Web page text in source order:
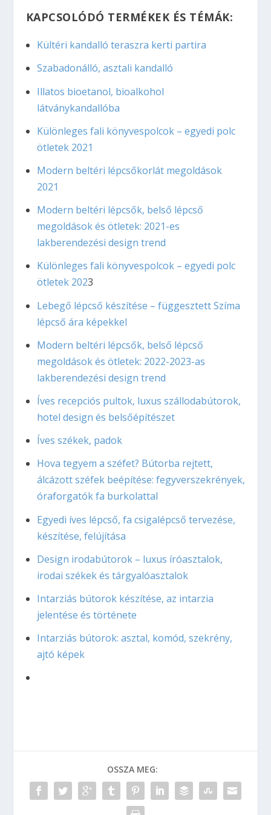
KAPCSOLÓDÓ TERMÉKEK ÉS TÉMÁK:
Kültéri kandalló teraszra kerti partira
Szabadonálló, asztali kandalló
Illatos bioetanol, bioalkohol
látványkandallóba
Különleges fali könyvespolcok – egyedi polc
ötletek 2021
Modern beltéri lépcsőkorlát megoldások
2021
Modern beltéri lépcsők, belső lépcső
megoldások és ötletek: 2021-es
lakberendezési design trend
Különleges fali könyvespolcok – egyedi polc
ötletek 2023
Lebegő lépcső készítése – függesztett Szíma
lépcső ára képekkel
Modern beltéri lépcsők, belső lépcső
megoldások és ötletek: 2022-2023-as
lakberendezési design trend
Íves recepciós pultok, luxus szállodabútorok,
hotel design és belsőépítészet
Íves székek, padok
Hova tegyem a széfet? Bútorba rejtett,
álcázott széfek beépítése: fegyverszekrények,
óraforgatók fa burkolattal
Egyedi íves lépcső, fa csigalépcső tervezése,
készítése, felújítása
Design irodabútorok – luxus íróasztalok,
irodai székek és tárgyalóasztalok
Intarziás bútorok készítése, az intarzia
jelentése és története
Intarziás bútorok: asztal, komód, szekrény,
ajtó képek
OSSZA MEG: